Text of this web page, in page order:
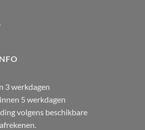
3 werkdagen
5 werkdagen
volgens beschikbare